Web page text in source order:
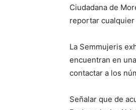
Ciudadana de
reportar
La Semmujeris
encuentran en
contactar a los
Señalar que de